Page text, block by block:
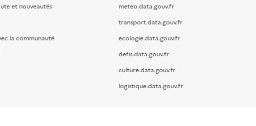
et nouveautés
la communauté
meteo.data.gouv.fr
transport.data.gouv.fr
ecologie.data.gouv.fr
defis.data.gouv.fr
culture.data.gouv.fr
logistique.data.gouv.fr